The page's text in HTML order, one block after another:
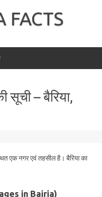
FACTS
सूची – बैरिया,
एक नगर एवं तहसील है। बैरिया का
in Bairia)